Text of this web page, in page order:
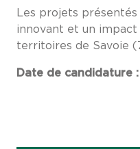
Les projets
innovant et un
territoires de Savoie
Date de candidature :